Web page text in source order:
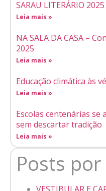
SARAU LITERÁRIO 2025
Leia mais »
NA SALA DA CASA –
2025
Leia mais »
Educação climática às
Leia mais »
Escolas centenárias se
sem descartar tradição
Leia mais »
Posts
VESTIBULAR E